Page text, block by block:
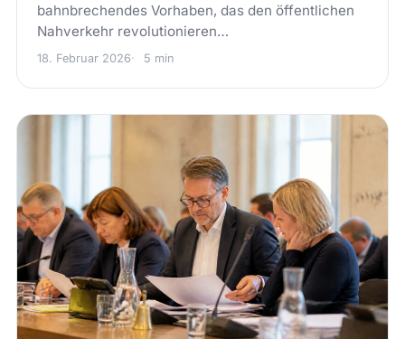
bahnbrechendes Vorhaben, das den öffentlichen
Nahverkehr revolutionieren…
18. Februar 2026 5 min